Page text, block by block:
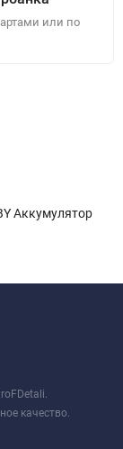
или по
Аккумулятор
качество.